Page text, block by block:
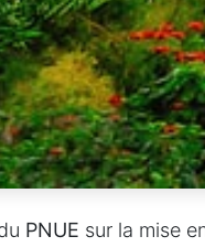
PNUE sur la mise